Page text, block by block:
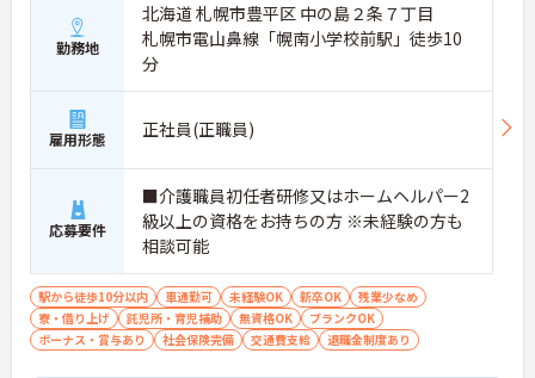
勤務地
北海道 札幌市豊平区 中の島２条７丁目
札幌市電山鼻線「幌南小学校前駅」徒歩10
分
雇用形態 正社員(正職員)
応募要件
■介護職員初任者研修又はホームヘルパー2
級以上の資格をお持ちの方 ※未経験の方も
相談可能
駅から徒歩10分以内 車通勤可 未経験OK 新卒OK
残業少なめ
寮・借り上げ
託児所・育児補助 無資格OK
ブランクOK
ボーナス・賞与あり
社会保険完備 交通費支給 退職金制度あり